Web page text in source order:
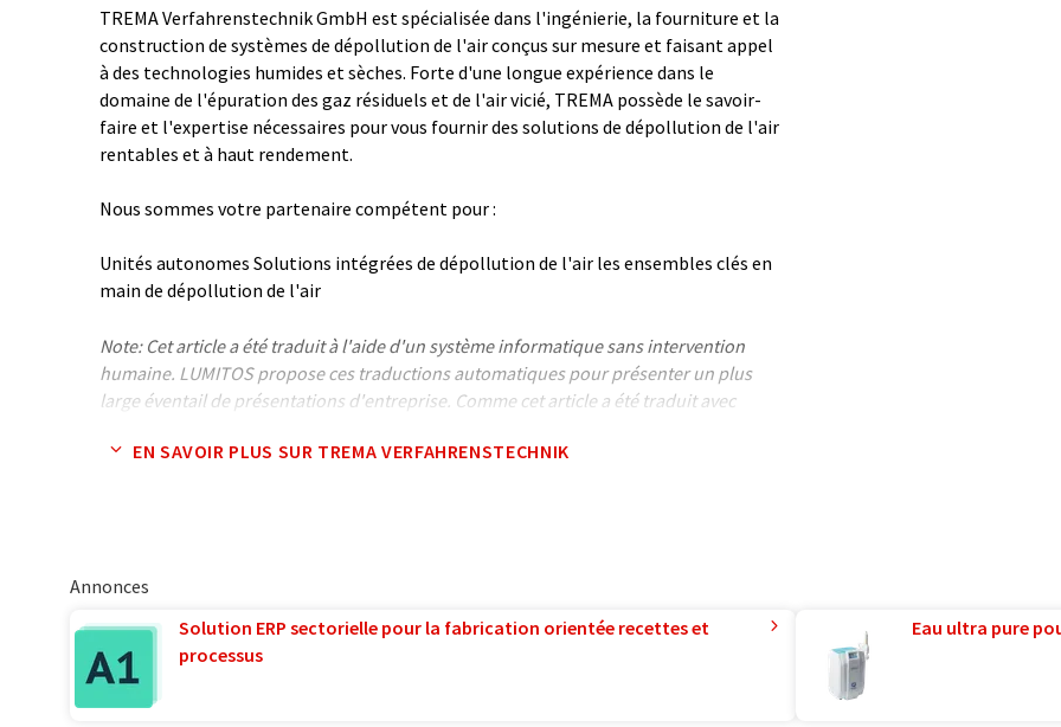
TREMA Verfahrenstechnik GmbH est spécialisée dans l'ingénierie, la fourniture et la
construction de systèmes de dépollution de l'air conçus sur mesure et faisant appel
à des technologies humides et sèches. Forte d'une longue expérience dans le
domaine de l'épuration des gaz résiduels et de l'air vicié, TREMA possède le savoir-
faire et l'expertise nécessaires pour vous fournir des solutions de dépollution de l'air
rentables et à haut rendement.
Nous sommes votre partenaire compétent pour :
Unités autonomes Solutions intégrées de dépollution de l'air les ensembles clés en
main de dépollution de l'air
Note: Cet article a été traduit à l'aide d'un système informatique sans intervention
humaine. LUMITOS propose ces traductions automatiques pour présenter un plus
large éventail de présentations d'entreprise. Comme cet article a été traduit avec
syntaxe ou de grammaire. L'article original dans Anglais peut être trouvé
EN SAVOIR PLUS SUR TREMA VERFAHRENSTECHNIK
Annonces
Solution ERP sectorielle pour la fabrication orientée recettes et
processus
Eau ultra pure